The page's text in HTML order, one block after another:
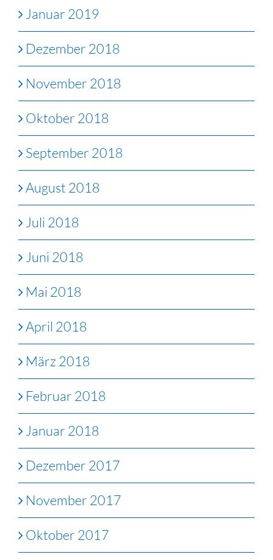
Januar 2019
Dezember 2018
November 2018
Oktober 2018
September 2018
August 2018
Juli 2018
Juni 2018
Mai 2018
April 2018
März 2018
Februar 2018
Januar 2018
Dezember 2017
November 2017
Oktober 2017